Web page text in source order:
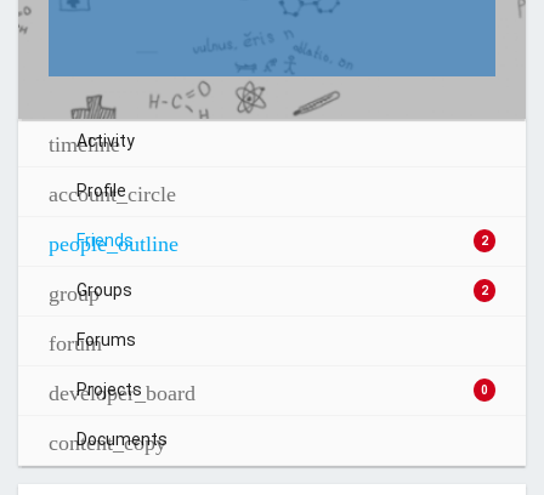
Activity
Profile
Friends 2
Groups 2
Forums
Projects 0
Documents